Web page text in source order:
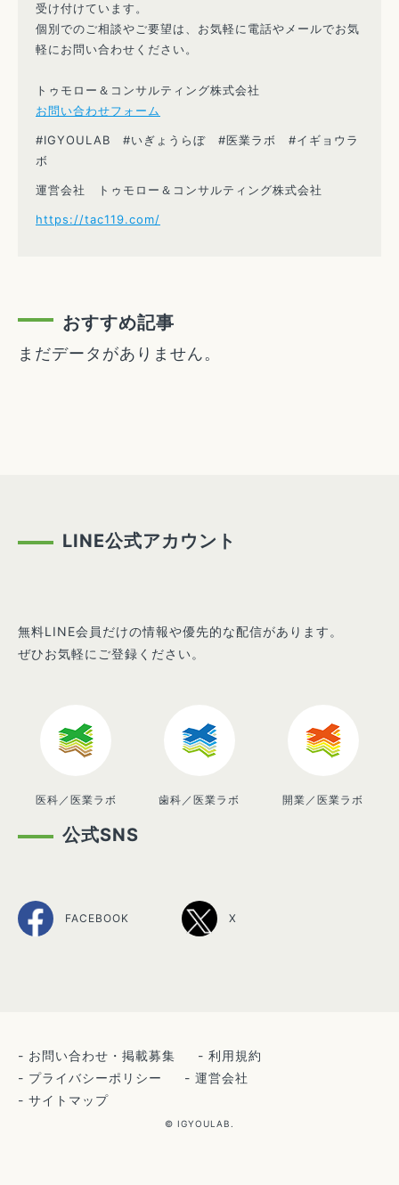
受け付けています。
個別でのご相談やご要望は、お気軽に電話やメールでお気
軽にお問い合わせください。
トゥモロー＆コンサルティング株式会社
お問い合わせフォーム
#IGYOULAB #いぎょうらぼ #医業ラボ #イギョウラ
ボ
運営会社 トゥモロー＆コンサルティング株式会社
https://tac119.com/
おすすめ記事
まだデータがありません。
LINE公式アカウント
無料LINE会員だけの情報や優先的な配信があります。
ぜひお気軽にご登録ください。
医科／医業ラボ 歯科／医業ラボ 開業／医業ラボ
公式SNS
FACEBOOK X
お問い合わせ・掲載募集
利用規約
プライバシーポリシー
運営会社
サイトマップ
© IGYOULAB.